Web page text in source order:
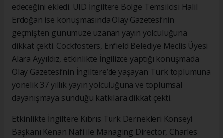
edeceğini ekledi. UID İngiltere Bölge Temsilcisi Halil
Erdoğan ise konuşmasında Olay Gazetesi’nin
geçmişten günümüze uzanan yayın yolculuğuna
dikkat çekti. Cockfosters, Enfield Belediye Meclis Üyesi
Alara Ayyıldız, etkinlikte İngilizce yaptığı konuşmada
Olay Gazetesi’nin İngiltere’de yaşayan Türk toplumuna
yönelik 37 yıllık yayın yolculuğuna ve toplumsal
dayanışmaya sunduğu katkılara dikkat çekti.
Etkinlikte İngiltere Kıbrıs Türk Dernekleri Konseyi
Başkanı Kenan Nafi ile Managing Director, Charles